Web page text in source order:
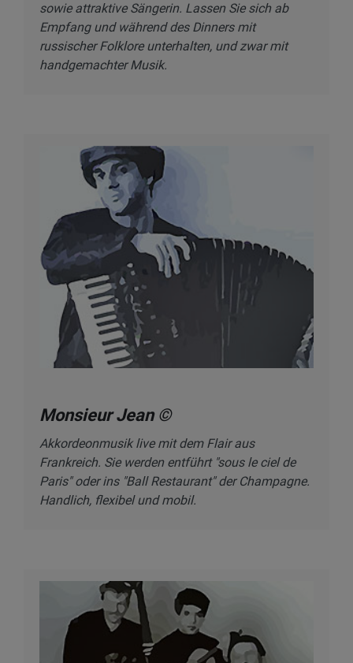
sowie attraktive Sängerin. Lassen Sie sich ab
Empfang und während des Dinners mit
russischer Folklore unterhalten, und zwar mit
handgemachter Musik.
Monsieur Jean ©
Akkordeonmusik live mit dem Flair aus
Frankreich. Sie werden entführt "sous le ciel de
Paris" oder ins "Ball Restaurant" der Champagne.
Handlich, flexibel und mobil.